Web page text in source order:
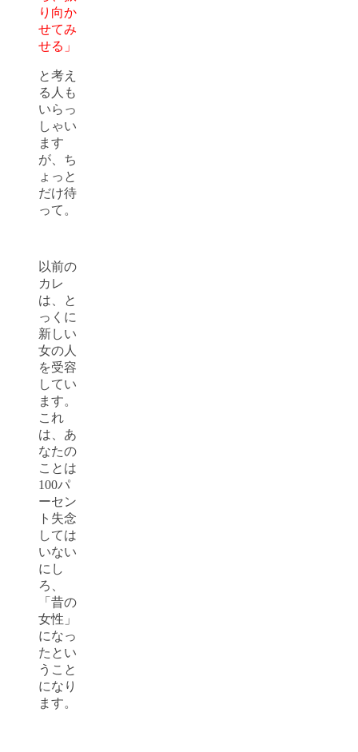
り向か
せてみ
せる」
と考え
る人も
いらっ
しゃい
ます
が、ち
ょっと
だけ待
って。
以前の
カレ
は、と
っくに
新しい
女の人
を受容
してい
ます。
これ
は、あ
なたの
ことは
100パ
ーセン
ト失念
しては
いない
にし
ろ、
「昔の
女性」
になっ
たとい
うこと
になり
ます。